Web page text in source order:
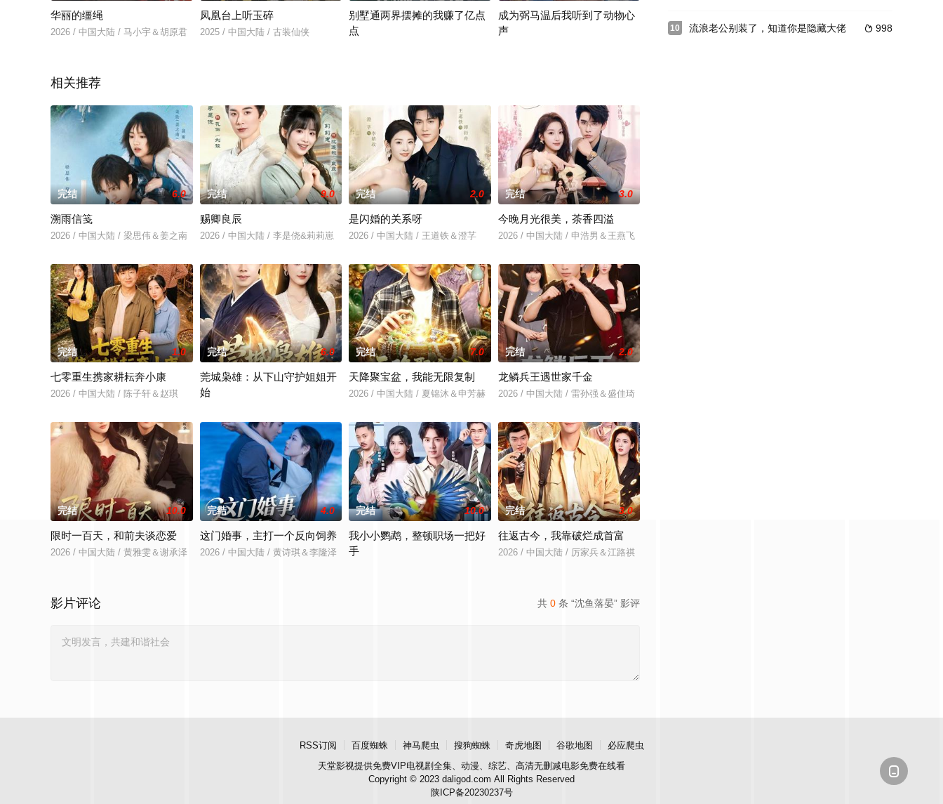
华丽的缰绳
2026 / 中国大陆 / 马小宇＆胡原君
凤凰台上听玉碎
2025 / 中国大陆 / 古装仙侠
别墅通两界摆摊的我赚了亿点
点
成为弼马温后我听到了动物心
声
相关推荐
完结 6.0
溯雨信笺
2026 / 中国大陆 / 梁思伟＆姜之南
完结 9.0
赐卿良辰
2026 / 中国大陆 / 李是侥&莉莉崽
完结 2.0
是闪婚的关系呀
2026 / 中国大陆 / 王道铁＆澄芓
完结 3.0
今晚月光很美，茶香四溢
2026 / 中国大陆 / 申浩男＆王燕飞
完结 1.0
七零重生携家耕耘奔小康
2026 / 中国大陆 / 陈子轩＆赵琪
完结 6.0
莞城枭雄：从下山守护姐姐开
始
完结 7.0
天降聚宝盆，我能无限复制
2026 / 中国大陆 / 夏锦沐＆申芳赫
完结 2.0
龙鳞兵王遇世家千金
2026 / 中国大陆 / 雷孙强＆盛佳琦
完结 10.0
限时一百天，和前夫谈恋爱
2026 / 中国大陆 / 黄雅雯＆谢承泽
完结 4.0
这门婚事，主打一个反向饲养
2026 / 中国大陆 / 黄诗琪＆李隆泽
完结 10.0
我小小鹦鹉，整顿职场一把好
手
完结 3.0
往返古今，我靠破烂成首富
2026 / 中国大陆 / 厉家兵＆江路祺
共 0 条 “沈鱼落晏” 影评
影片评论
10  998
流浪老公别装了，知道你是隐藏大佬

RSS订阅 百度蜘蛛 神马爬虫 搜狗蜘蛛 奇虎地图 谷歌地图
必应爬虫
天堂影视提供免费VIP电视剧全集、动漫、综艺、高清无删减电影免费在线看
Copyright © 2023 daligod.com All Rights Reserved
陕ICP备20230237号